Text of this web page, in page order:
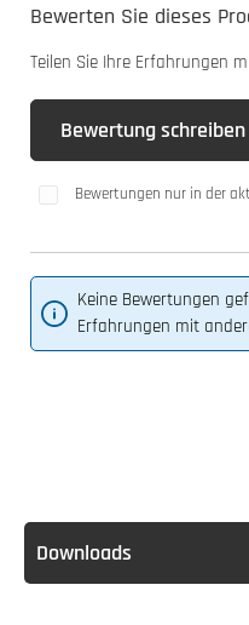
Durchschnittliche Bewertung
Bewerten Sie dieses
Teilen Sie Ihre Erfahrungen
Bewertung schreiben
Bewertungen nur in der
Keine Bewertungen
Erfahrungen mit
Downloads